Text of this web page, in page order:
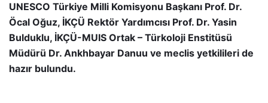
UNESCO Türkiye Milli Komisyonu Başkanı Prof. Dr.
Öcal Oğuz, İKÇÜ Rektör Yardımcısı Prof. Dr. Yasin
Bulduklu, İKÇÜ-MUIS Ortak – Türkoloji Enstitüsü
Müdürü Dr. Ankhbayar Danuu ve meclis yetkilileri de
hazır bulundu.